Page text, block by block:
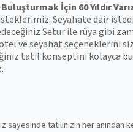
İçin 60 Yıldır
Seyahate dair
Setur ile rüya gibi
ve seyahat seçeneklerini
tatil konseptini kolayca
sayesinde tatilinizin her anından